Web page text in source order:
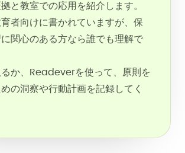
と教室での応用を紹介します。
者向けに書かれていますが、保
関心のある方なら誰でも理解で
るか、Readeverを使って、原則を
の洞察や行動計画を記録してく